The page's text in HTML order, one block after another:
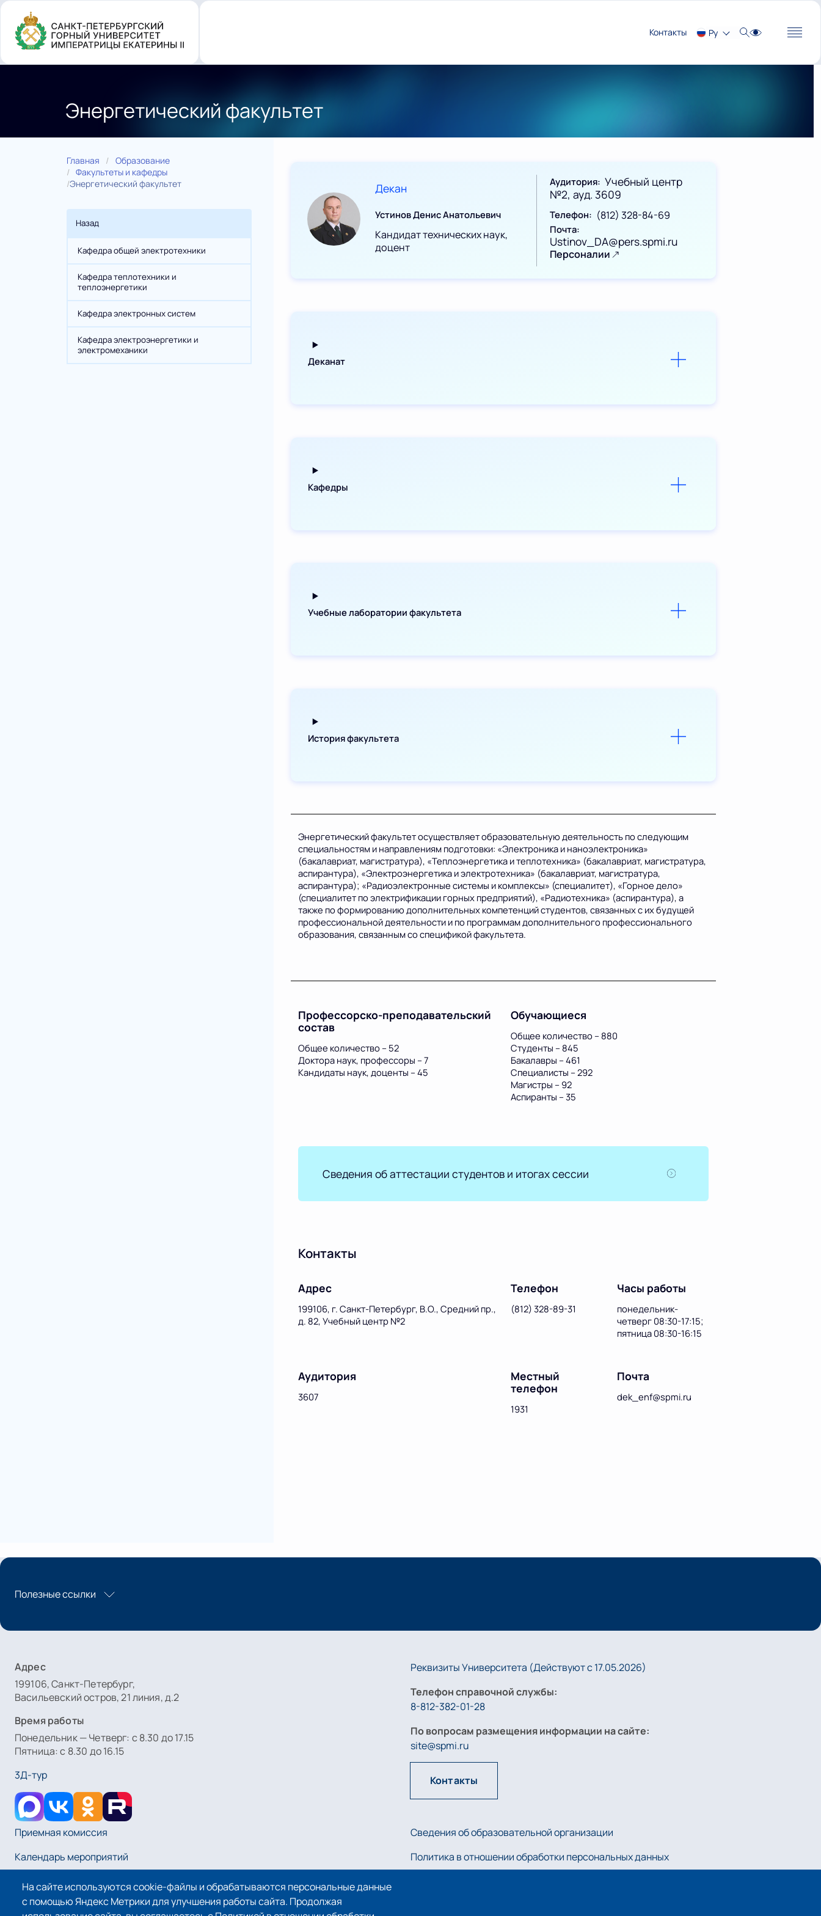
Перейти
основному
содержанию
Контакты Ру
Энергетический факультет
Главная
Образование
Факультеты и кафедры
Энергетический факультет
Назад
Кафедра общей электротехники
Кафедра теплотехники и
теплоэнергетики
Кафедра электронных систем
Кафедра электроэнергетики и
электромеханики
Декан
Устинов Денис Анатольевич
Кандидат технических наук,
доцент
Аудитория
Учебный центр
№2, ауд. 3609
Телефон (812) 328-84-69
Почта
Ustinov_DA@pers.spmi.ru
Персоналии
Деканат
Кафедры
Учебные лаборатории факультета
История факультета
Энергетический факультет осуществляет образовательную деятельность по следующим
специальностям и направлениям подготовки: «Электроника и наноэлектроника»
(бакалавриат, магистратура), «Теплоэнергетика и теплотехника» (бакалавриат, магистратура,
аспирантура), «Электроэнергетика и электротехника» (бакалавриат, магистратура,
аспирантура); «Радиоэлектронные системы и комплексы» (специалитет), «Горное дело»
(специалитет по электрификации горных предприятий), «Радиотехника» (аспирантура), а
также по формированию дополнительных компетенций студентов, связанных с их будущей
профессиональной деятельности и по программам дополнительного профессионального
образования, связанным со спецификой факультета.
Профессорско-преподавательский
состав
Общее количество – 52
Доктора наук, профессоры – 7
Кандидаты наук, доценты – 45
Обучающиеся
Общее количество – 880
Студенты – 845
Бакалавры – 461
Специалисты – 292
Магистры – 92
Аспиранты – 35
Cведения об аттестации студентов и итогах сессии
Контакты
Адрес
199106, г. Санкт-Петербург, В.О., Средний пр.,
д. 82, Учебный центр №2
Телефон
(812) 328-89-31
Часы работы
понедельник-
четверг 08:30-17:15;
пятница 08:30-16:15
Аудитория
3607
Местный
телефон
1931
Почта
dek_enf@spmi.ru
На сайте используются cookie-файлы и обрабатываются персональные данные
с помощью Яндекс Метрики для улучшения работы сайта. Продолжая
Полезные ссылки
Адрес
199106, Санкт-Петербург,
Васильевский остров, 21 линия, д.2
Время работы
Понедельник — Четверг: с 8.30 до 17.15
Пятница: с 8.30 до 16.15
3Д-тур
Реквизиты Университета (Действуют с 17.05.2026)
Телефон справочной службы:
8-812-382-01-28
По вопросам размещения информации на сайте:
site@spmi.ru
Контакты
Приемная комиссия
Календарь мероприятий
Оплата услуг
Сведения об образовательной организации
Политика в отношении обработки персональных данных